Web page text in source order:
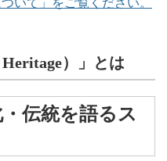
いて」をご覧ください。
）」とは
・伝統を語るス